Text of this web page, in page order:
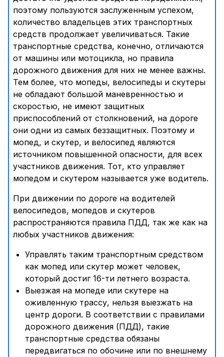
поэтому пользуются заслуженным успехом,
количество владельцев этих транспортных
средств продолжает увеличиваться. Такие
транспортные средства, конечно, отличаются
от машины или мотоцикла, но правила
дорожного движения для них не менее важны.
Тем более, что мопеды, велосипеды и скутеры
не обладают большой маневренностью и
скоростью, не имеют защитных
приспособлений от столкновений, на дороге
они одни из самых беззащитных. Поэтому и
мопед, и скутер, и велосипед являются
источником повышенной опасности, для всех
участников движения. Тот, кто управляет
мопедом и скутером называется уже водитель.
При движении по дороге на водителей
велосипедов, мопедов и скутеров
распространяются правила ПДД, так же как на
любых участников движения:
Управлять таким транспортным средством
как мопед или скутер может человек,
который достиг 16-ти летнего возраста.
Выезжая на мопеде или скутере на
оживленную трассу, нельзя выезжать на
центр дороги. В соответствии с правилами
дорожного движения (ПДД), такие
транспортные средства обязаны
передвигаться по обочине или по внешнему